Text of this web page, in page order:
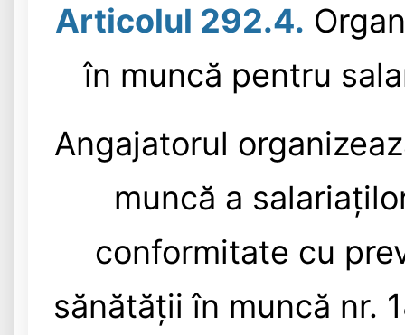
Articolul 292.4.
în muncă pentru
Angajatorul
muncă a
conformitate cu
sănătății în muncă nr.